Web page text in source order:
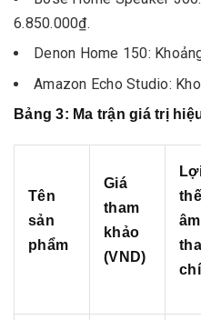
6.850.000₫.
Denon Home 150:
Amazon Echo Studio:
Bảng 3: Ma trận giá trị
Tên
sản
phẩm
Giá
tham
khảo
(VND)
thế
âm